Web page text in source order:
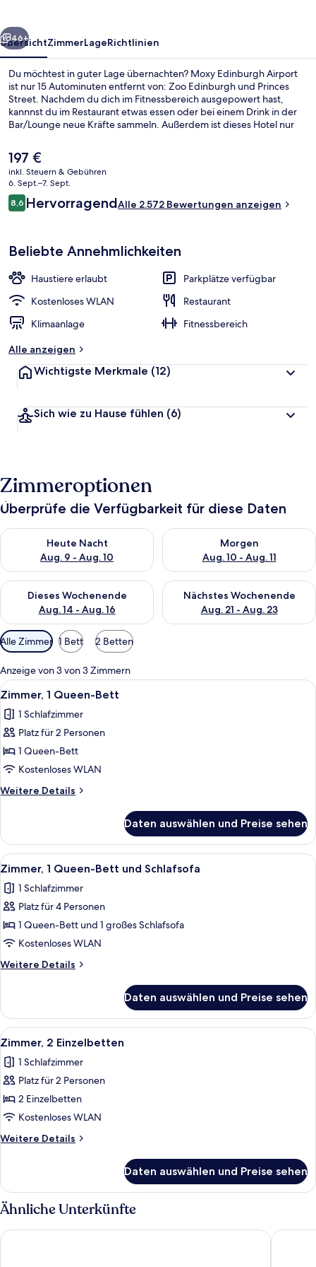
Weiter
46+
ÜbersichtZimmerLageRichtlinien
Du möchtest in guter Lage übernachten? Moxy Edinburgh Airport
ist nur 15 Autominuten entfernt von: Zoo Edinburgh und Princes
Street. Nachdem du dich im Fitnessbereich ausgepowert hast,
kannnst du im Restaurant etwas essen oder bei einem Drink in der
Bar/Lounge neue Kräfte sammeln. Außerdem ist dieses Hotel nur
bequemen Betten und das hilfsbereite Personal erhalten tolle
Bewertungen von anderen Reisenden. Die Unterkunft ist nur einen
kurzen Fußmarsch von den öffentlichen Verkehrsmitteln entfernt:
Zur U-Bahn (Straßenbahnhaltestelle Edinburgh Airport) sind es 7
Minuten.
Der
aktuelle
Preis
beträgt
197 €.
197 €
inkl. Steuern & Gebühren
6. Sept.–7. Sept.
Bewertungen
8,68,6 von 10.
HervorragendAlle 2.572 Bewertungen anzeigen
Beliebte Annehmlichkeiten
Haustiere erlaubt
Parkplätze verfügbar
Kostenloses WLAN
Restaurant
Klimaanlage
Fitnessbereich
Alle anzeigen
Wichtigste Merkmale (12)
Sich wie zu Hause fühlen (6)
Zimmeroptionen
Überprüfe die Verfügbarkeit für diese Daten
Heute Nacht
Aug. 9 - Aug. 10
Überprüfe die Verfügbarkeit für heute Nacht, Aug. 9 - Aug.
Morgen
Aug. 10 - Aug. 11
Überprüfe die Verfügbarkeit
Dieses Wochenende
Aug. 14 - Aug. 16
Überprüfe die Verfügbarkeit für dieses Wochenende, Aug. 14
Nächstes Wochenende
Aug. 21 - Aug. 23
Überprüfe die Verfügbarkeit
Verfügbare
Filter
für
Zimmer
Alle Zimmer 1 Bett 2 Betten
Anzeige von 3 von 3 Zimmern
Alle
Fotos
für
Zimmer,
1
Queen-
Bett
anzeigen
Ein Hotelzimmer mit Bett, einem an
7
Zimmer, 1 Queen-Bett
1 Schlafzimmer
Platz für 2 Personen
1 Queen-Bett
Kostenloses WLAN
Weitere Details
Weitere
1
Queen-
Bett
Daten auswählen und Preise sehen
Alle
Fotos
für
Zimmer,
1 Queen-
Bett
und
Schlafsofa
Ein Hotelzimmer mit Bett,
9
Zimmer, 1 Queen-Bett und Schlafsofa
1 Schlafzimmer
Platz für 4 Personen
1 Queen-Bett und 1 großes Schlafsofa
Kostenloses WLAN
Weitere Details
Weitere
1 Queen-
Bett
und
Daten auswählen und Preise sehen
Alle
Fotos
für
Zimmer,
2 Einzelbetten
anzeigen
Ein Hotelzimmer mit Fernseher,
5
Zimmer, 2 Einzelbetten
1 Schlafzimmer
Platz für 2 Personen
2 Einzelbetten
Kostenloses WLAN
Weitere Details
Weitere
2 Einzelbetten
Daten auswählen und Preise sehen
Ähnliche Unterkünfte
Hampton by Hilton Edinburgh Airport Premier